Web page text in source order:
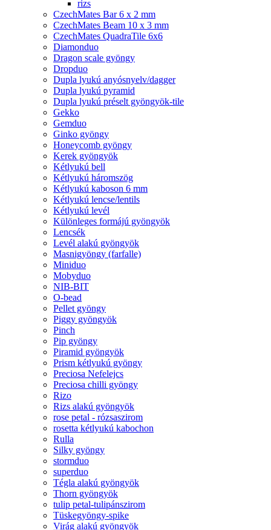
rizs
CzechMates Bar 6 x 2 mm
CzechMates Beam 10 x 3 mm
CzechMates QuadraTile 6x6
Diamonduo
Dragon scale gyöngy
Dropduo
Dupla lyukú anyósnyelv/dagger
Dupla lyukú pyramid
Dupla lyukú préselt gyöngyök-tile
Gekko
Gemduo
Ginko gyöngy
Honeycomb gyöngy
Kerek gyöngyök
Kétlyukú bell
Kétlyukú háromszög
Kétlyukú kaboson 6 mm
Kétlyukú lencse/lentils
Kétlyukú levél
Különleges formájú gyöngyök
Lencsék
Levél alakú gyöngyök
Masnigyöngy (farfalle)
Miniduo
Mobyduo
NIB-BIT
O-bead
Pellet gyöngy
Piggy gyöngyök
Pinch
Pip gyöngy
Piramid gyöngyök
Prism kétlyukú gyöngy
Preciosa Nefelejcs
Preciosa chilli gyöngy
Rizo
Rizs alakú gyöngyök
rose petal - rózsaszirom
rosetta kétlyukú kabochon
Rulla
Silky gyöngy
stormduo
superduo
Tégla alakú gyöngyök
Thorn gyöngyök
tulip petal-tulipánszirom
Tüskegyöngy-spike
Virág alakú gyöngyök